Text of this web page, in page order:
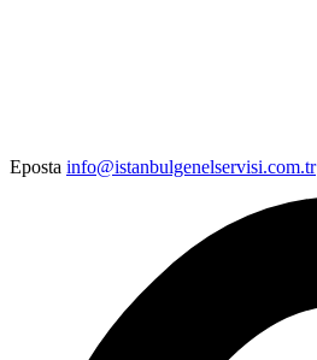
Eposta info@istanbulgenelservisi.com.tr